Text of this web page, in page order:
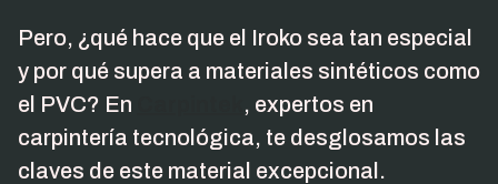
Pero, ¿qué hace que el Iroko sea tan especial
y por qué supera a materiales sintéticos como
el PVC? En
, expertos en
carpintería tecnológica, te desglosamos las
claves de este material excepcional.